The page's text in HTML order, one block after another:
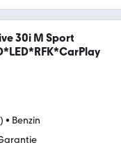
30i M Sport
• Benzin